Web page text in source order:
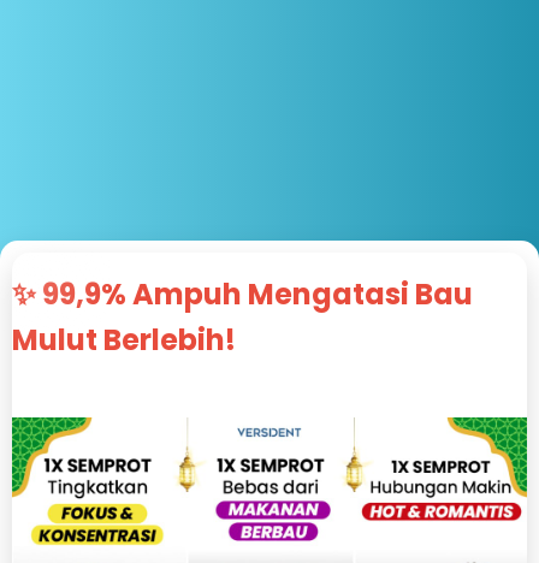
✨99,9% Ampuh Mengatasi Bau
Mulut Berlebih!